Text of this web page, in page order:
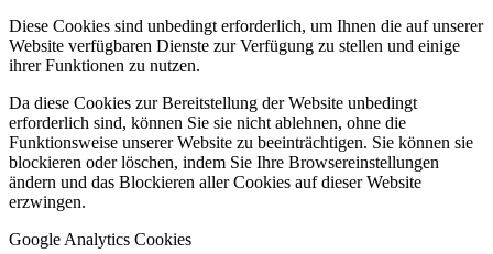
Diese Cookies sind unbedingt erforderlich, um Ihnen die auf unserer
Website verfügbaren Dienste zur Verfügung zu stellen und einige
ihrer Funktionen zu nutzen.
Da diese Cookies zur Bereitstellung der Website unbedingt
erforderlich sind, können Sie sie nicht ablehnen, ohne die
Funktionsweise unserer Website zu beeinträchtigen. Sie können sie
blockieren oder löschen, indem Sie Ihre Browsereinstellungen
ändern und das Blockieren aller Cookies auf dieser Website
erzwingen.
Google Analytics Cookies